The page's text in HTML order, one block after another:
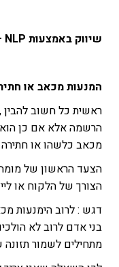
שיווק באמצעות NLP – איך בעצם עובד התהליך
המנעות מכאב או
ראשית כל חשוב
הרשמה אלא אם כן
מכאב כלשהו או
הצעד הראשון של
הצורך של הלקוח או
דגש : לרוב הימנעות
בני אדם לרוב לא
מתחילים לשמור